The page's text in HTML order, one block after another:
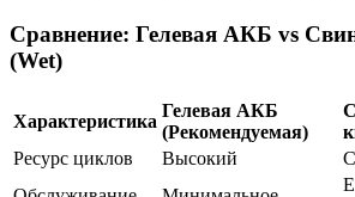
Сравнение: Гелевая АКБ vs
(Wet)
Характеристика
Гелевая АКБ
(Рекомендуемая)
Ресурс циклов
Высокий